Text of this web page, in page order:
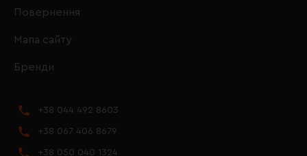
Повернення
Мапа сайту
Бренди
+38 044 492 8603
+38 067 406 8679
+38 050 040 1324